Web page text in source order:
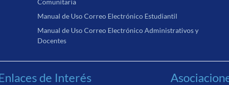
Manual de Uso Correo Electrónico Estudiantil
Manual de Uso Correo Electrónico Administrativos y
Docentes
de Interés